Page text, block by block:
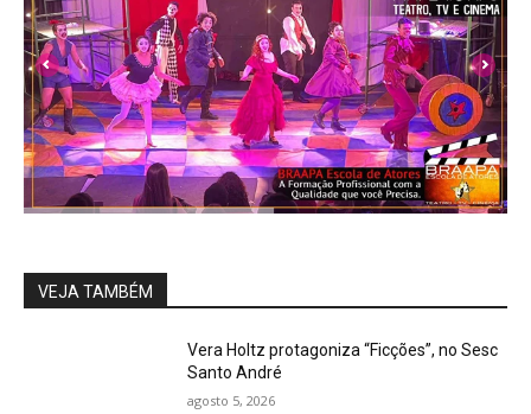
VEJA TAMBÉM
Vera Holtz protagoniza “Ficções”, no Sesc
Santo André
agosto 5, 2026